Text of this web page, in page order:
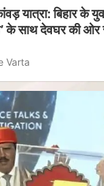
यात्रा: बिहार के
के साथ देवघर की
Varta